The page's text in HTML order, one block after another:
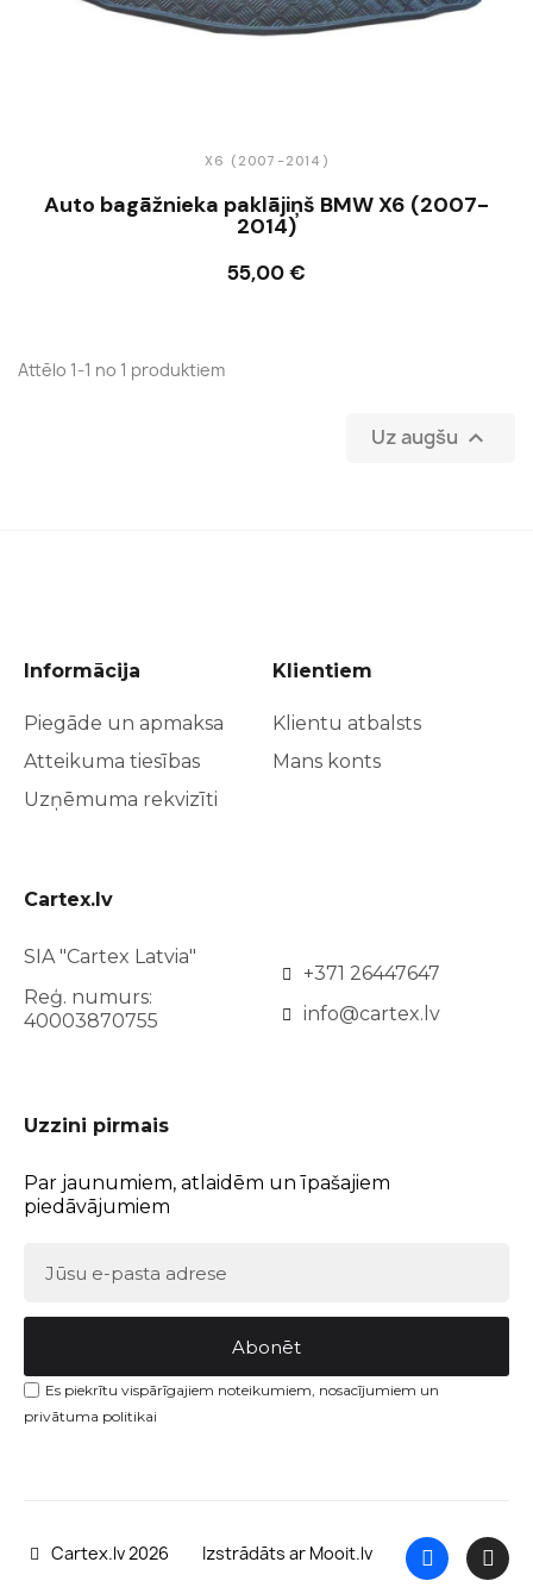
X6 (2007-2014)
Auto bagāžnieka paklājiņš BMW X6 (2007-
2014)
55,00 €
Ielikt grozā
Attēlo 1-1 no 1 produktiem
Uz augšu 
Informācija
Piegāde un apmaksa
Atteikuma tiesības
Uzņēmuma rekvizīti
Klientiem
Klientu atbalsts
Mans konts
Cartex.lv
SIA "Cartex Latvia"
Reģ. numurs:
40003870755
+371 26447647
info@cartex.lv
Uzzini pirmais
Par jaunumiem, atlaidēm un īpašajiem
piedāvājumiem
Abonēt
Es piekrītu vispārīgajiem noteikumiem, nosacījumiem un
privātuma politikai
Cartex.lv 2026 Izstrādāts ar Mooit.lv